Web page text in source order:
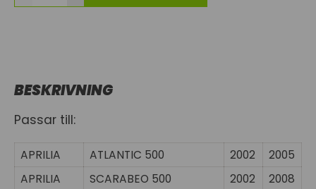
BESKRIVNING
Passar till:
APRILIA ATLANTIC 500 2002
2005
APRILIA
SCARABEO 500 2002
2008